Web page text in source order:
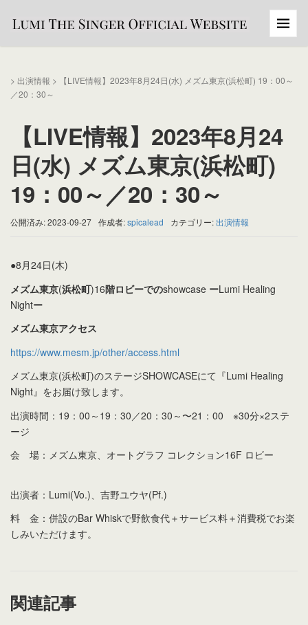
> 出演情報 >
【LIVE情報】2023年8月24日(水) メズム東京(浜松町) 19：00～
／20：30～
【LIVE情報】2023年8月24
日(水) メズム東京(浜松町)
19：00～／20：30～
公開済み: 2023-09-27 作成者:spicalead カテゴリー:出演情報
●8月24日(木)
メズム東京(浜松町)16階ロビーでのshowcase ーLumi Healing
Nightー
メズム東京アクセス
https://www.mesm.jp/other/access.html
メズム東京(浜松町)のステージSHOWCASEにて『Lumi Healing
Night』をお届け致します。
出演時間：19：00～19：30／20：30～〜21：00 ※30分×2ステ
ージ
会 場：メズム東京、オートグラフ コレクション16F ロビー
出演者：Lumi(Vo.)、吉野ユウヤ(Pf.)
料 金：併設のBar Whiskで野飲食代＋サービス料＋消費税でお楽
しみいただけます。
関連記事